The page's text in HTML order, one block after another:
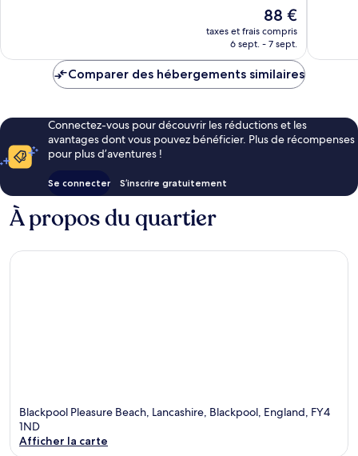
Le
nouveau
prix
de
88 €
taxes et frais compris
6 sept. - 7 sept.
Comparer des hébergements similaires
Connectez-vous pour découvrir les réductions et les
avantages dont vous pouvez bénéficier. Plus de récompenses
pour plus d’aventures !
Se connecter S’inscrire gratuitement
À propos du quartier
Blackpool Pleasure Beach, Lancashire, Blackpool, England, FY4
1ND
Afficher la carte